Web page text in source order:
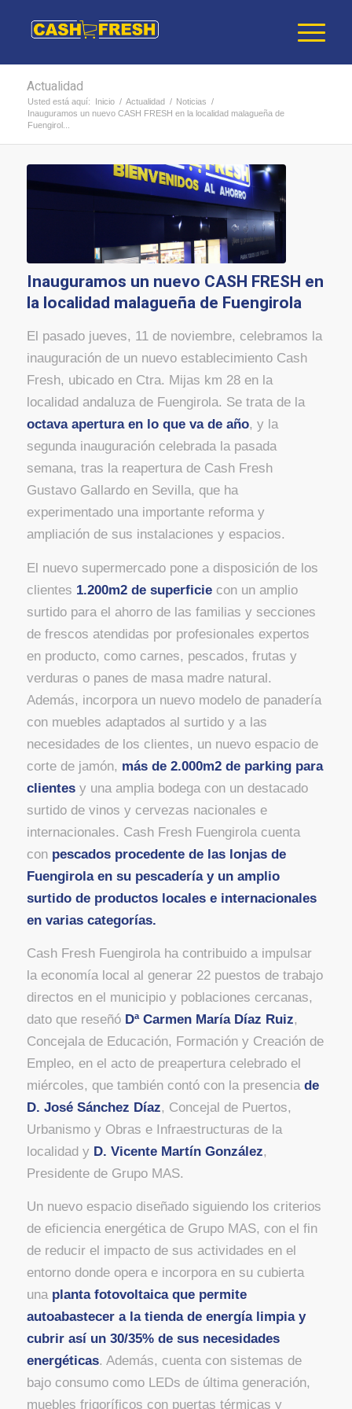
Actualidad
Usted está aquí: Inicio / Actualidad / Noticias /
Inauguramos un nuevo CASH FRESH en la localidad malagueña de
Fuengirol...
Inauguramos un nuevo CASH FRESH en
la localidad malagueña de Fuengirola
El pasado jueves, 11 de noviembre, celebramos la
inauguración de un nuevo establecimiento Cash
Fresh, ubicado en Ctra. Mijas km 28 en la
localidad andaluza de Fuengirola. Se trata de la
octava apertura en lo que va de año, y la
segunda inauguración celebrada la pasada
semana, tras la reapertura de Cash Fresh
Gustavo Gallardo en Sevilla, que ha
experimentado una importante reforma y
ampliación de sus instalaciones y espacios.
El nuevo supermercado pone a disposición de los
clientes 1.200m2 de superficiecon un amplio
surtido para el ahorro de las familias y secciones
de frescos atendidas por profesionales expertos
en producto, como carnes, pescados, frutas y
verduras o panes de masa madre natural.
Además, incorpora un nuevo modelo de panadería
con muebles adaptados al surtido y a las
necesidades de los clientes, un nuevo espacio de
corte de jamón, más de 2.000m2 de parking para
clientesy una amplia bodega con un destacado
surtido de vinos y cervezas nacionales e
internacionales. Cash Fresh Fuengirola cuenta
con pescados procedente de las lonjas de
Fuengirola en su pescadería y un amplio
surtido de productos locales e internacionales
en varias categorías.
Cash Fresh Fuengirola ha contribuido a impulsar
la economía local al generar 22 puestos de trabajo
directos en el municipio y poblaciones cercanas,
dato que reseñó Dª Carmen María Díaz Ruiz,
Concejala de Educación, Formación y Creación de
Empleo, en el acto de preapertura celebrado el
miércoles, que también contó con la presencia de
D. José Sánchez Díaz, Concejal de Puertos,
Urbanismo y Obras e Infraestructuras de la
localidad y D. Vicente Martín González,
Presidente de Grupo MAS.
Un nuevo espacio diseñado siguiendo los criterios
de eficiencia energética de Grupo MAS, con el fin
de reducir el impacto de sus actividades en el
entorno donde opera e incorpora en su cubierta
una planta fotovoltaica que permite
autoabastecer a la tienda de energía limpia y
cubrir así un 30/35% de sus necesidades
energéticas. Además, cuenta con sistemas de
bajo consumo como LEDs de última generación,
muebles frigoríficos con puertas térmicas y